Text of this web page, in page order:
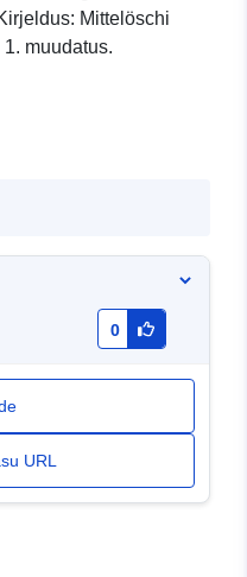
Mittelöschi
muudatus.
0
URL